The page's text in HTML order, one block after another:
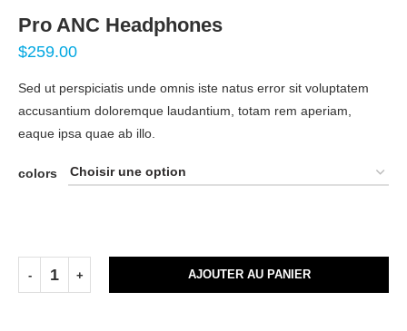
Pro ANC Headphones
$259.00
Sed ut perspiciatis unde omnis iste natus error sit voluptatem
accusantium doloremque laudantium, totam rem aperiam,
eaque ipsa quae ab illo.
colors
AJOUTER AU PANIER